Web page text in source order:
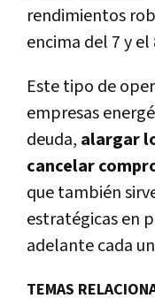
rendimientos
encima del 7 y el
Este tipo de
empresas
deuda, alargar
cancelar
que también
estratégicas en
adelante cada
TEMAS